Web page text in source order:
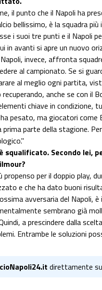
il punto che il Napoli ha
bellissimo, è la squadra
i suoi tre punti e il Napoli
in avanti si apre un nuovo
invece, affronta
al campionato. Se si
al meglio ogni partita,
anche se con il
chiave in condizione,
pesato, ma giocatori come
prima parte della stagione.
squalificato. Secondo lei,
propenso per il doppio play,
e che ha dato buoni
avversaria del Napoli,
sembrano già
a prescindere dalla
Entrambe le soluzioni
direttamente su